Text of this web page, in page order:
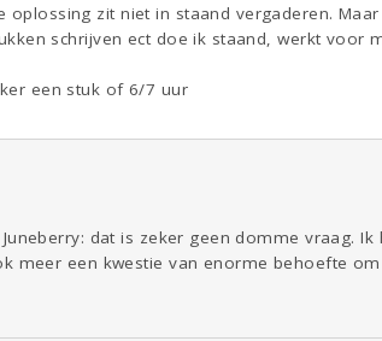
zit niet in staand vergaderen.
schrijven ect doe ik staand, werkt voor
een stuk of 6/7 uur
dat is zeker geen domme vraag.
meer een kwestie van enorme behoefte